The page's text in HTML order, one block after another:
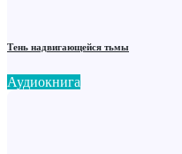
Тень надвигающейся тьмы
Аудиокнига